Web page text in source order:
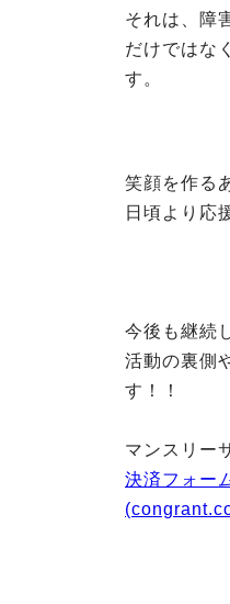
それは、障
だけではな
す。
笑顔を作る
日頃より応
今後も継続
活動の裏側
す！！
マンスリー
決済フォー